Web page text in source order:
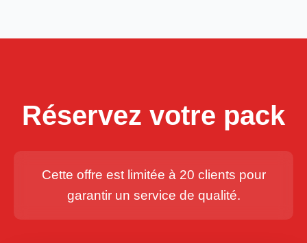
Réservez votre pack
Cette offre est limitée à 20 clients pour
garantir un service de qualité.